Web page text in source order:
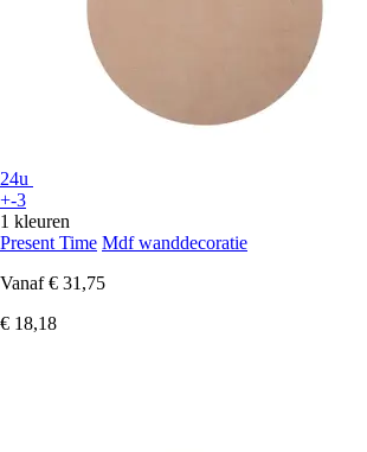
24u
+-3
1 kleuren
Present Time Mdf wanddecoratie
Vanaf € 31,75
€ 18,18